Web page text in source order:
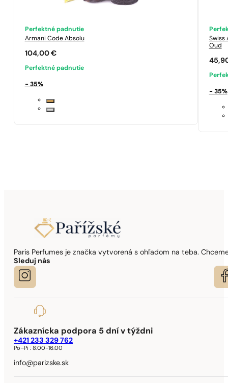
Perfektné padnutie
Armani Code Absolu
104,00 €
Perfektné padnutie
- 35%
Swiss
Oud
- 35%
Paris Perfumes je značka vytvorená s ohľadom na teba.
Sleduj nás
Zákaznícka podpora 5 dní v týždni
+421 233 329 762
Po–Pi :8:00-16:00
info@parizske.sk